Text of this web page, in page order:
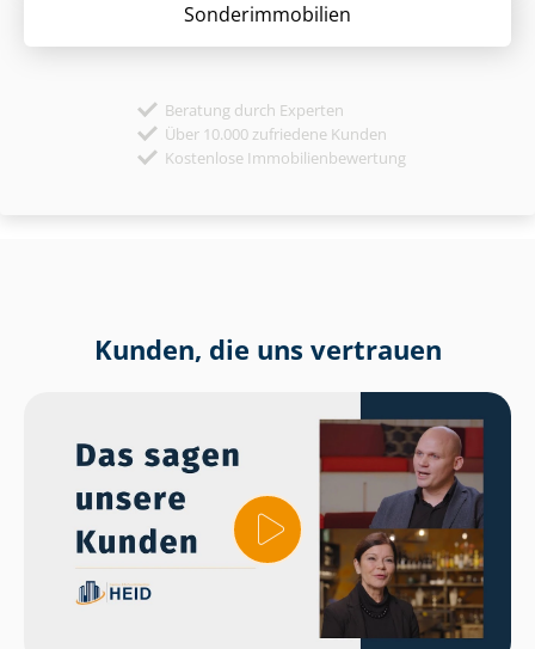
Sonder­immobilien
Beratung durch Experten
Über 10.000 zufriedene Kunden
Kostenlose Immobilienbewertung
Kunden, die uns vertrauen